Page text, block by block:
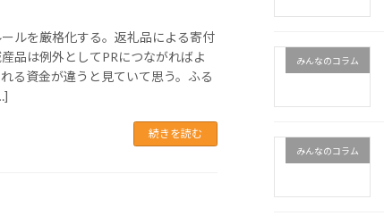
ルを厳格化する。返礼品による寄付
品は例外としてPRにつながればよ
る資金が違うと見ていて思う。ふる
続きを読む
みんなのコラム
みんなのコラム